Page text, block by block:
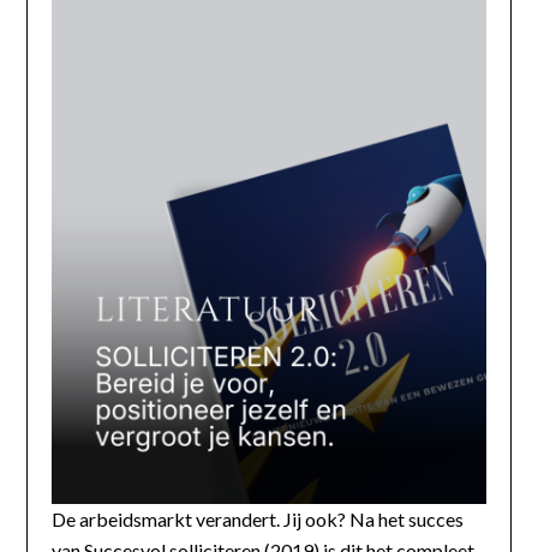
De arbeidsmarkt verandert. Jij ook? Na het succes